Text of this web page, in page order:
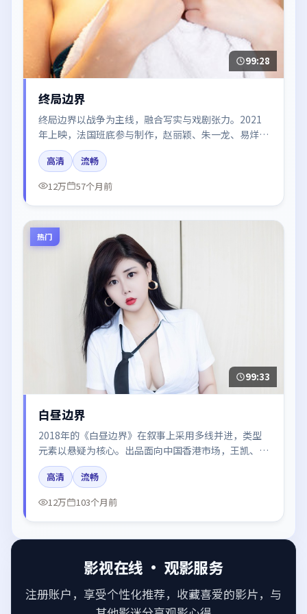
99:28
终局边界
终局边界以战争为主线，融合写实与戏剧张力。2021
年上映，法国班底参与制作，赵丽颖、朱一龙、易烊千
玺、秦海璐在片中呈现细腻表演，影像风格统一，配乐
与剪辑强化了情绪曲线。
高清
流畅
12万
57个月前
热门
99:33
白昼边界
2018年的《白昼边界》在叙事上采用多线并进，类型
元素以悬疑为核心。出品面向中国香港市场，王凯、赵
丽颖、周冬雨所饰角色推动关键反转，结尾留白引发讨
论。
高清
流畅
12万
103个月前
影视在线 · 观影服务
注册账户，享受个性化推荐，收藏喜爱的影片，与